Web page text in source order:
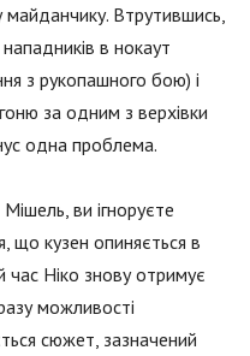
Втрутившись,
в нокаут
з рукопашного бою) і
за одним з верхівки
одна проблема.
ви ігноруєте
що кузен опиняється в
час Ніко знову отримує
можливості
сюжет, зазначений